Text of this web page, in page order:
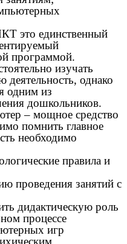
это единственный
программой.
изучать
деятельность, однако
одним из
дошкольников.
– мощное средство
помнить главное
необходимо
правила и
проведения занятий с
дидактическую роль
процессе
игр